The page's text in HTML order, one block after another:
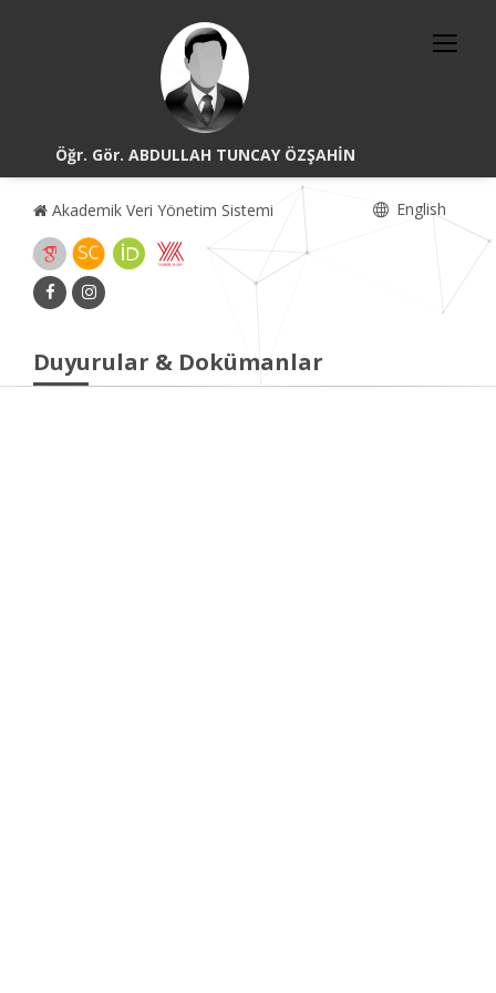
Öğr. Gör. ABDULLAH TUNCAY ÖZŞAHİN
Akademik Veri Yönetim Sistemi English
Duyurular & Dokümanlar